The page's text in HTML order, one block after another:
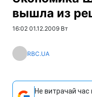
вышла из
16:02 01.12.2009 Вт
RBC.UA
Не витрачай час